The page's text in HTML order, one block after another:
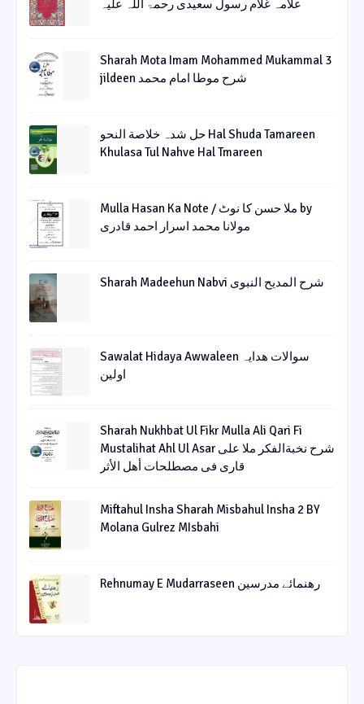
علامہ غلام رسول سعیدی رحمۃ اللہ علیہ
Sharah Mota Imam Mohammed Mukammal 3
jildeen شرح موطا امام محمد
حل شدہ خلاصة النحو Hal Shuda Tamareen
Khulasa Tul Nahve Hal Tmareen
Mulla Hasan Ka Note / ملا حسن کا نوٹ by
مولانا محمد اسرار احمد قادری
Sharah Madeehun Nabvi شرح المدیح النبوی
Sawalat Hidaya Awwaleen سوالات ھدایہ
اولین
Sharah Nukhbat Ul Fikr Mulla Ali Qari Fi
Mustalihat Ahl Ul Asar شرح نخبةالفکر ملا علی
قاری فی مصطلحات أھل الأثر
Miftahul Insha Sharah Misbahul Insha 2 BY
Molana Gulrez MIsbahi
Rehnumay E Mudarraseen رهنمائے مدرسین